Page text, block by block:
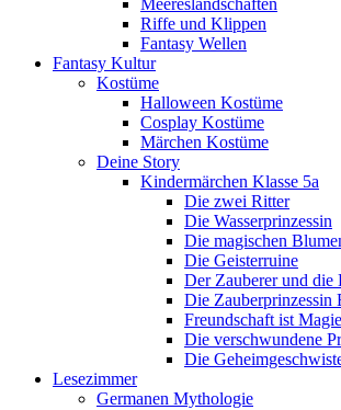
Riffe und Klippen
Fantasy Wellen
Fantasy Kultur
Kostüme
Halloween Kostüme
Cosplay Kostüme
Märchen Kostüme
Deine Story
Kindermärchen Klasse 5a
Die zwei Ritter
Die Wasserprinzessin
Die magischen
Die Geisterruine
Der Zauberer und die
Die Zauberprinzessin
Freundschaft ist Magie
Die verschwundene
Die
Lesezimmer
Germanen Mythologie